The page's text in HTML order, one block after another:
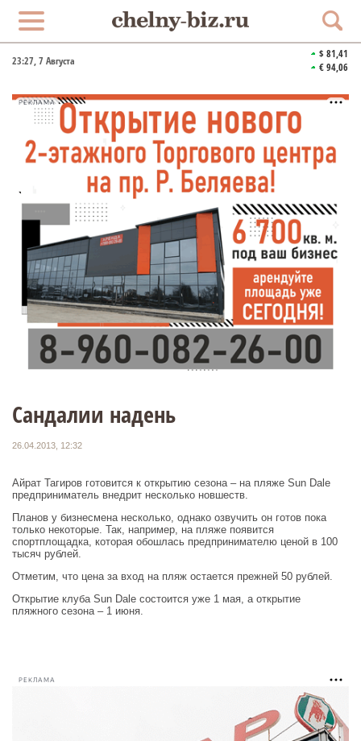
23:27, 7 Августа
$ 81,41
€ 94,06
РЕКЛАМА
Сандалии надень
26.04.2013, 12:32
Айрат Тагиров готовится к открытию сезона – на пляже Sun Dale
предприниматель внедрит несколько новшеств.
Планов у бизнесмена несколько, однако озвучить он готов пока
только некоторые. Так, например, на пляже появится
спортплощадка, которая обошлась предпринимателю ценой в 100
тысяч рублей.
Отметим, что цена за вход на пляж остается прежней 50 рублей.
Открытие клуба Sun Dale состоится уже 1 мая, а открытие
пляжного сезона – 1 июня.
РЕКЛАМА